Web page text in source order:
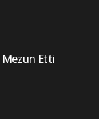
Mezun Etti